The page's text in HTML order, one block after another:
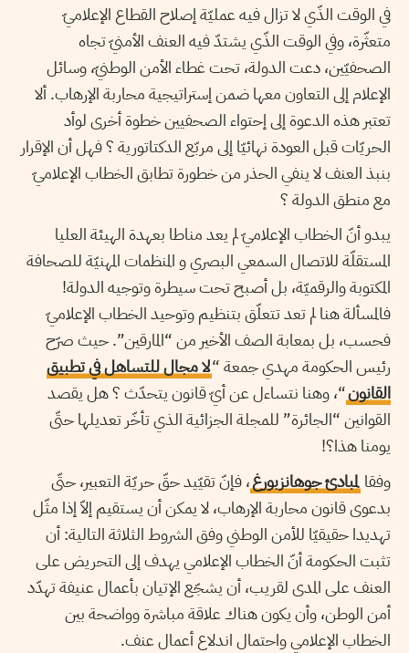
في الوقت الذّي لا تزال فيه عمليّة إصلاح القطاع الإعلاميّ
متعثّرة، وفي الوقت الذّي يشتدّ فيه العنف الأمنيّ تجاه
الصحفيّين، دعت الدولة، تحت غطاء الأمن الوطنيّ، وسائل
الإعلام إلى التعاون معها ضمن إستراتيجية محاربة الإرهاب. ألا
تعتبر هذه الدعوة إلى إحتواء الصحفيين خطوة أخرى لوأد
الحريّات قبل العودة نهائيّا إلى مربّع الدكتاتورية ؟ فهل أن الإقرار
بنبذ العنف لا ينفي الحذر من خطورة تطابق الخطاب الإعلاميّ
مع منطق الدولة ؟
يبدو أنّ الخطاب الإعلاميّ لم يعد مناطا بعهدة الهيئة العليا
المستقلّة للاتصال السمعي البصري و المنظمات المهنيّة للصحافة
المكتوبة والرقميّة، بل أصبح تحت سيطرة وتوجيه الدولة!
فالمسألة هنا لم تعد تتعلّق بتنظيم وتوحيد الخطاب الإعلاميّ
فحسب، بل بمعابة الصف الأخير من “المارقين”. حيث صرّح
رئيس الحكومة مهدي جمعة “لا مجال للتساهل في تطبيق
القانون“، وهنا نتساءل عن أيّ قانون يتحدّث ؟ هل يقصد
القوانين “الجائرة” للمجلة الجزائية الذي تأخّر تعديلها حتّى
يومنا هذا؟!
وفقا لمبادئ جوهانزبورغ، فإنّ تقيّيد حقّ حريّة التعبير، حتّى
بدعوى قانون محاربة الإرهاب، لا يمكن أن يستقيم إلاّ إذا مثّل
تهديدا حقيقيّا للأمن الوطني وفق الشروط الثلاثة التالية: أن
تثبت الحكومة أنّ الخطاب الإعلامي يهدف إلى التحريض على
العنف على المدى لقريب، أن يشجّع الإتيان بأعمال عنيفة تهدّد
أمن الوطن، وأن يكون هناك علاقة مباشرة وواضحة بين
الخطاب الإعلامي واحتمال اندلاع أعمال عنف.